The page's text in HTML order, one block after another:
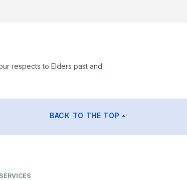
respects to Elders past and
BACK TO THE TOP